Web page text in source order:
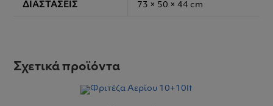
ΔΙΑΣΤΆΣΕΙΣ 73 × 50 × 44 cm
Σχετικά προϊόντα